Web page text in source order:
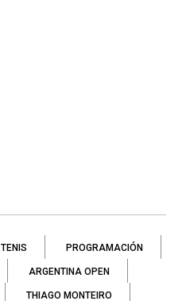
TENIS PROGRAMACIÓN
ARGENTINA OPEN
THIAGO MONTEIRO